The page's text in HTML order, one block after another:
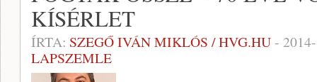
KÍSÉRLET
ÍRTA: SZEGŐ IVÁN MIKLÓS / HVG.HU-
LAPSZEMLE